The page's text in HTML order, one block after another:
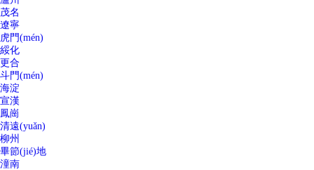
茂名
遼寧
虎門(mén)
綏化
更合
斗門(mén)
海淀
宣漢
鳳崗
清遠(yuǎn)
柳州
畢節(jié)地
潼南